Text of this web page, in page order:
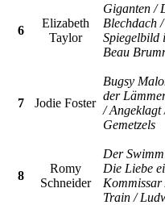
6
Elizabeth
Taylor
Giganten /
Blechdach
Spiegelbild
Beau
7 Jodie Foster
Bugsy
der
/ Angeklagt
Gemetzels
8
Romy
Schneider
Der
Die Liebe
Kommissar
Train /